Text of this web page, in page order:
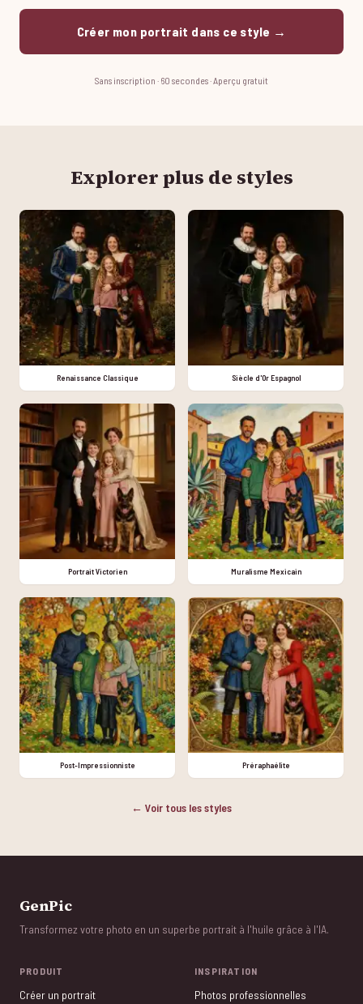
Créer mon portrait dans ce style →
Sans inscription · 60 secondes · Aperçu gratuit
Explorer plus de styles
Renaissance Classique Siècle d'Or Espagnol
Portrait Victorien Muralisme Mexicain
Post-Impressionniste Préraphaélite
← Voir tous les styles
GenPic
Transformez votre photo en un superbe portrait à l'huile grâce à l'IA.
PRODUIT
Créer un portrait
INSPIRATION
Photos professionnelles